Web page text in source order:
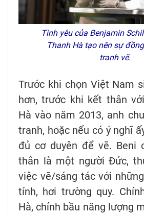
Tình yêu của Benjamin
Thanh Hà tạo nên sự
tranh vẽ.
Trước khi chọn Việt Nam
hơn, trước khi kết thân
Hà vào năm 2013, anh
tranh, hoặc nếu có ý nghĩ
đủ cơ duyên để vẽ. Beni
thân là một người Đức,
việc vẽ/sáng tác với
tính, hơi trường quy.
Hà, chính bầu năng lượng